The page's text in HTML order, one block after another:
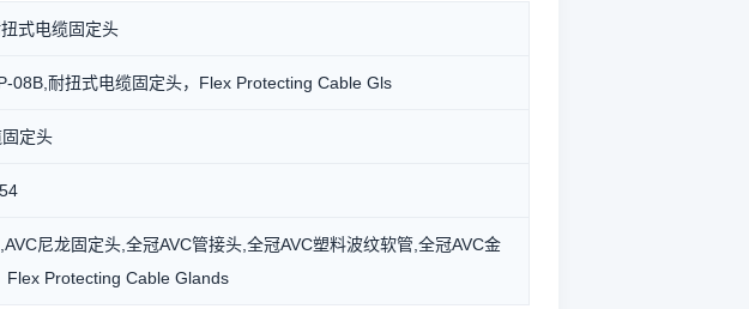
式电缆固定头
08B,耐扭式电缆固定头，Flex Protecting Cable Gls
定头
尼龙固定头,全冠AVC管接头,全冠AVC塑料波纹软管,全冠AVC金
Flex Protecting Cable Glands